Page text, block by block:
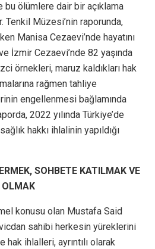
ölümlere dair bir açıklama
Tenkil Müzesi’nin raporunda,
Manisa Cezaevi’nde hayatını
İzmir Cezaevi’nde 82 yaşında
örnekleri, maruz kaldıkları hak
rağmen tahliye
engellenmesi bağlamında
2022 yılında Türkiye’de
hakkı ihlalinin yapıldığı
SOHBETE KATILMAK VE
OLMAK
konusu olan Mustafa Said
vicdan sahibi herkesin yüreklerini
hak ihlalleri, ayrıntılı olarak